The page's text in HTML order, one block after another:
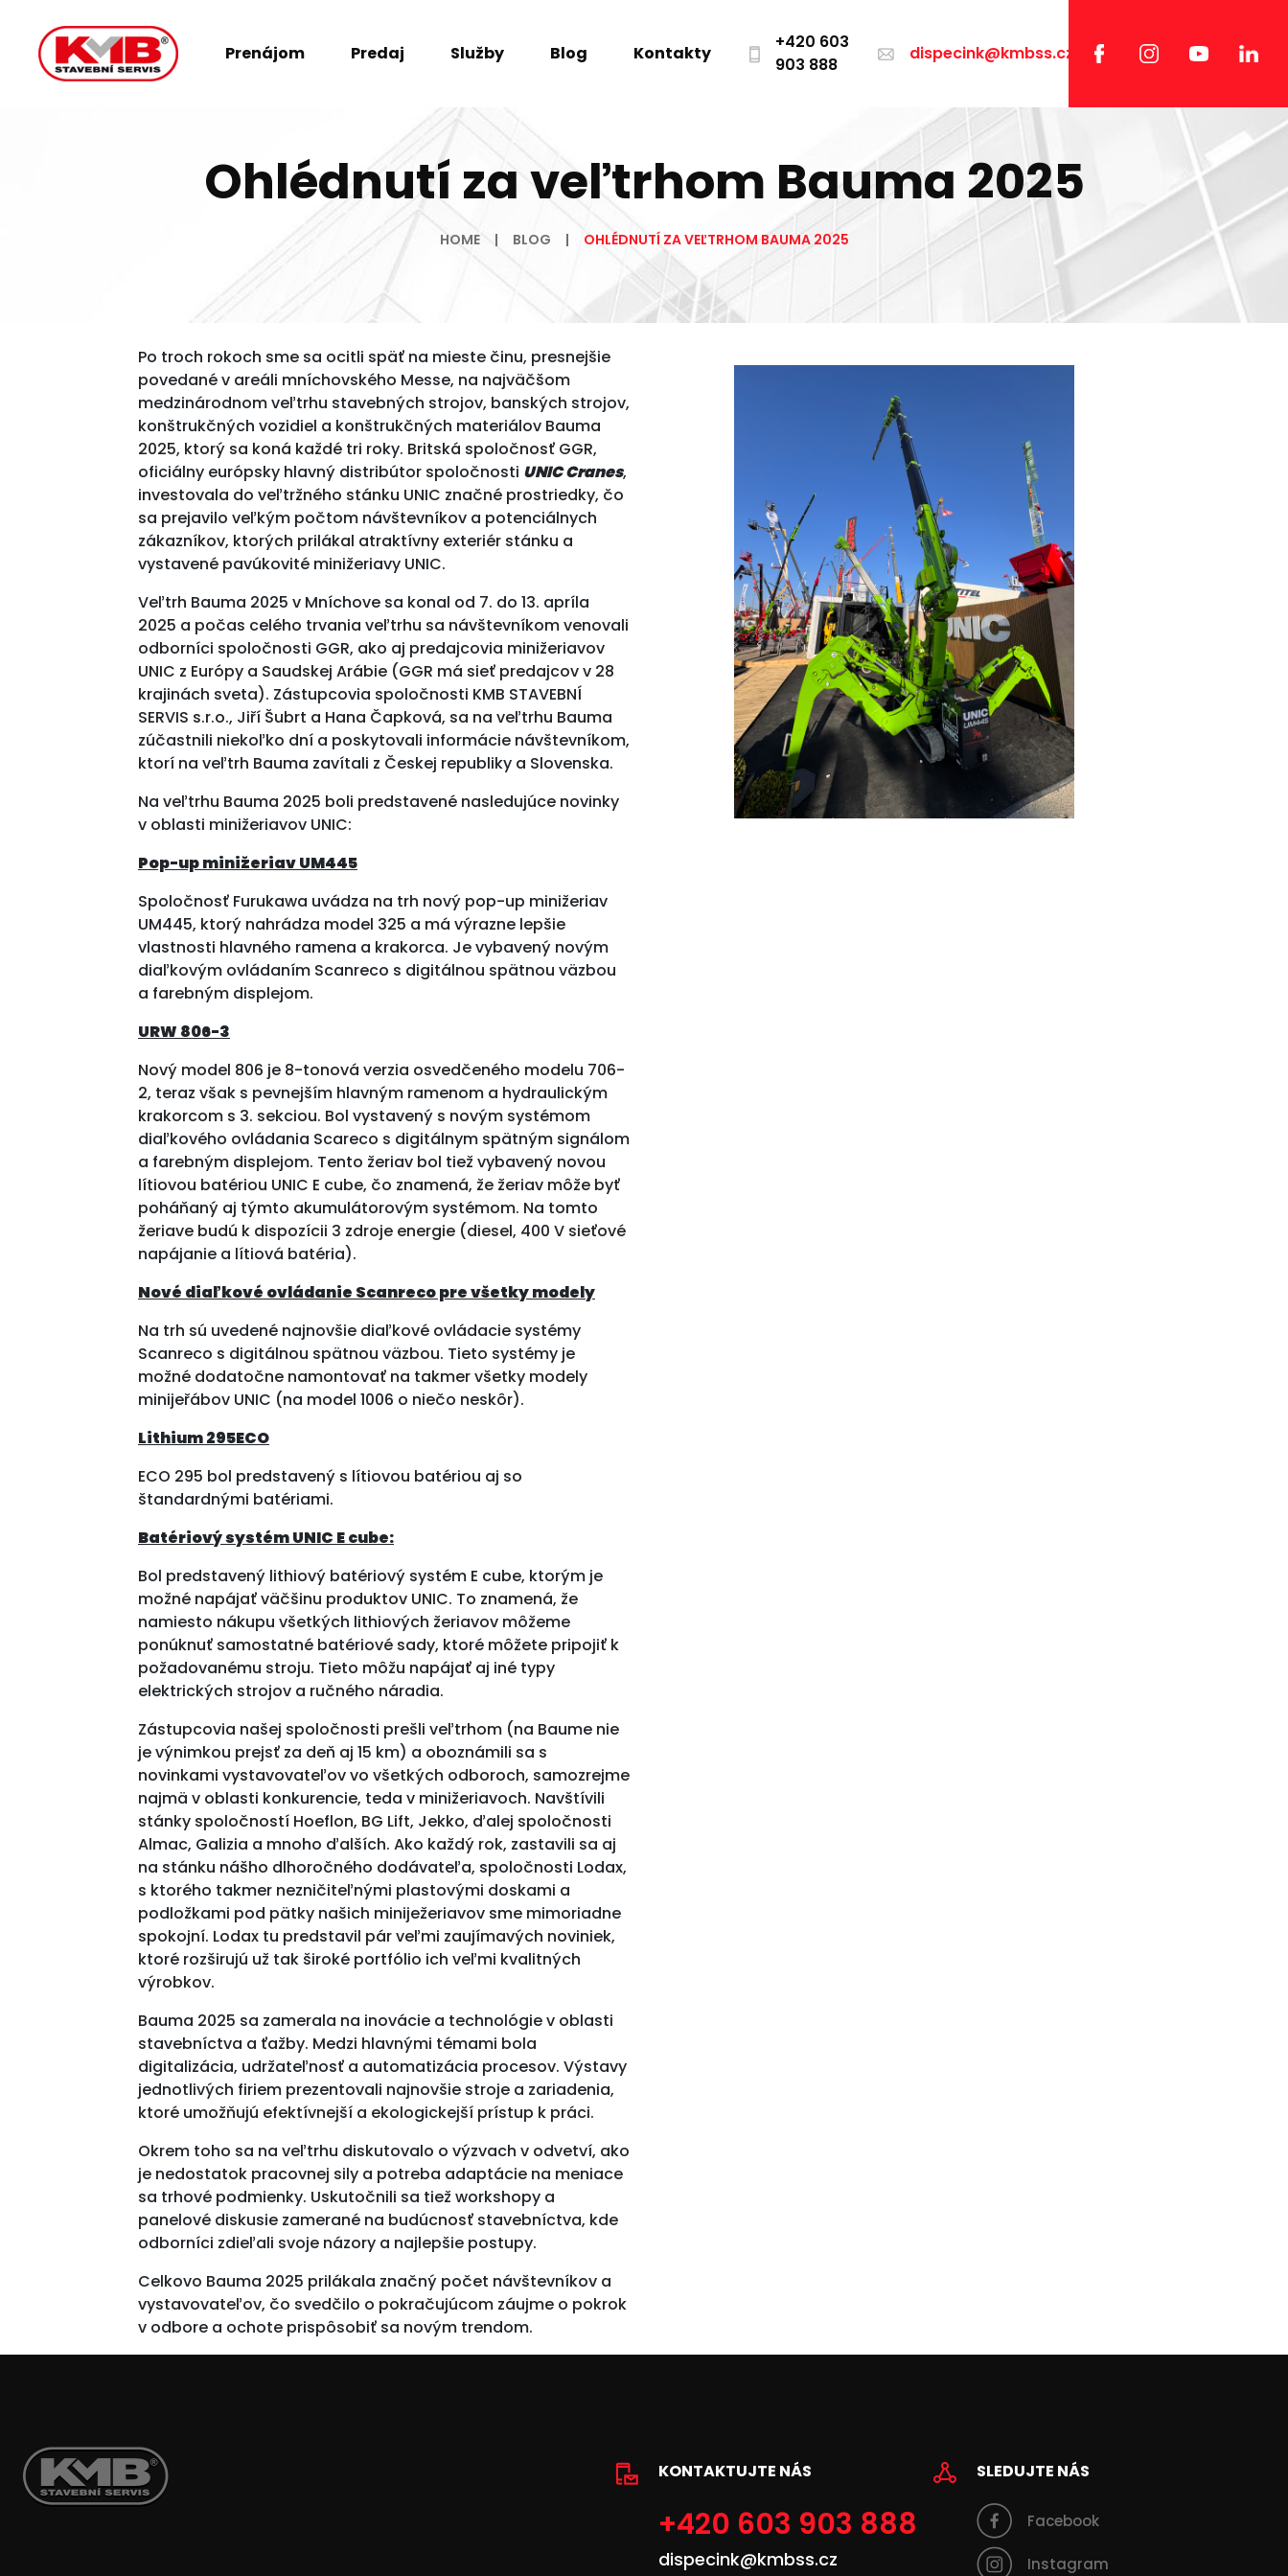
Prenájom Predaj Služby Blog Kontakty
+420 603
903 888
dispecink@kmbss.cz
Ohlédnutí za veľtrhom Bauma 2025
HOME BLOG OHLÉDNUTÍ ZA VEĽTRHOM BAUMA 2025
Po troch rokoch sme sa ocitli späť na mieste činu, presnejšie
povedané v areáli mníchovského Messe, na najväčšom
medzinárodnom veľtrhu stavebných strojov, banských strojov,
konštrukčných vozidiel a konštrukčných materiálov Bauma
2025, ktorý sa koná každé tri roky. Britská spoločnosť GGR,
oficiálny európsky hlavný distribútor spoločnosti UNIC Cranes,
investovala do veľtržného stánku UNIC značné prostriedky, čo
sa prejavilo veľkým počtom návštevníkov a potenciálnych
zákazníkov, ktorých prilákal atraktívny exteriér stánku a
vystavené pavúkovité minižeriavy UNIC.
Veľtrh Bauma 2025 v Mníchove sa konal od 7. do 13. apríla
2025 a počas celého trvania veľtrhu sa návštevníkom venovali
odborníci spoločnosti GGR, ako aj predajcovia minižeriavov
UNIC z Európy a Saudskej Arábie (GGR má sieť predajcov v 28
krajinách sveta). Zástupcovia spoločnosti KMB STAVEBNÍ
SERVIS s.r.o., Jiří Šubrt a Hana Čapková, sa na veľtrhu Bauma
zúčastnili niekoľko dní a poskytovali informácie návštevníkom,
ktorí na veľtrh Bauma zavítali z Českej republiky a Slovenska.
Na veľtrhu Bauma 2025 boli predstavené nasledujúce novinky
v oblasti minižeriavov UNIC:
Pop-up minižeriav UM445
Spoločnosť Furukawa uvádza na trh nový pop-up minižeriav
UM445, ktorý nahrádza model 325 a má výrazne lepšie
vlastnosti hlavného ramena a krakorca. Je vybavený novým
diaľkovým ovládaním Scanreco s digitálnou spätnou väzbou
a farebným displejom.
URW 806-3
Nový model 806 je 8-tonová verzia osvedčeného modelu 706-
2, teraz však s pevnejším hlavným ramenom a hydraulickým
krakorcom s 3. sekciou. Bol vystavený s novým systémom
diaľkového ovládania Scareco s digitálnym spätným signálom
a farebným displejom. Tento žeriav bol tiež vybavený novou
lítiovou batériou UNIC E cube, čo znamená, že žeriav môže byť
poháňaný aj týmto akumulátorovým systémom. Na tomto
žeriave budú k dispozícii 3 zdroje energie (diesel, 400 V sieťové
napájanie a lítiová batéria).
Nové diaľkové ovládanie Scanreco pre všetky modely
Na trh sú uvedené najnovšie diaľkové ovládacie systémy
Scanreco s digitálnou spätnou väzbou. Tieto systémy je
možné dodatočne namontovať na takmer všetky modely
minijeřábov UNIC (na model 1006 o niečo neskôr).
Lithium 295ECO
ECO 295 bol predstavený s lítiovou batériou aj so
štandardnými batériami.
Batériový systém UNIC E cube:
Bol predstavený lithiový batériový systém E cube, ktorým je
možné napájať väčšinu produktov UNIC. To znamená, že
namiesto nákupu všetkých lithiových žeriavov môžeme
ponúknuť samostatné batériové sady, ktoré môžete pripojiť k
požadovanému stroju. Tieto môžu napájať aj iné typy
elektrických strojov a ručného náradia.
Zástupcovia našej spoločnosti prešli veľtrhom (na Baume nie
je výnimkou prejsť za deň aj 15 km) a oboznámili sa s
novinkami vystavovateľov vo všetkých odboroch, samozrejme
najmä v oblasti konkurencie, teda v minižeriavoch. Navštívili
stánky spoločností Hoeflon, BG Lift, Jekko, ďalej spoločnosti
Almac, Galizia a mnoho ďalších. Ako každý rok, zastavili sa aj
na stánku nášho dlhoročného dodávateľa, spoločnosti Lodax,
s ktorého takmer nezničiteľnými plastovými doskami a
podložkami pod pätky našich miniježeriavov sme mimoriadne
spokojní. Lodax tu predstavil pár veľmi zaujímavých noviniek,
ktoré rozširujú už tak široké portfólio ich veľmi kvalitných
výrobkov.
Bauma 2025 sa zamerala na inovácie a technológie v oblasti
stavebníctva a ťažby. Medzi hlavnými témami bola
digitalizácia, udržateľnosť a automatizácia procesov. Výstavy
jednotlivých firiem prezentovali najnovšie stroje a zariadenia,
ktoré umožňujú efektívnejší a ekologickejší prístup k práci.
Okrem toho sa na veľtrhu diskutovalo o výzvach v odvetví, ako
je nedostatok pracovnej sily a potreba adaptácie na meniace
sa trhové podmienky. Uskutočnili sa tiež workshopy a
panelové diskusie zamerané na budúcnosť stavebníctva, kde
odborníci zdieľali svoje názory a najlepšie postupy.
Celkovo Bauma 2025 prilákala značný počet návštevníkov a
vystavovateľov, čo svedčilo o pokračujúcom záujme o pokrok
v odbore a ochote prispôsobiť sa novým trendom.
KONTAKTUJTE NÁS
+420 603 903 888
dispecink@kmbss.cz
SLEDUJTE NÁS
Facebook
Instagram